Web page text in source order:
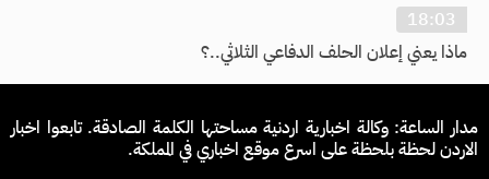
18:03
ماذا يعني إعلان الحلف الدفاعي الثلاثي..؟
مدار الساعة: وكالة اخبارية اردنية مساحتها الكلمة الصادقة. تابعوا اخبار
الاردن لحظة بلحظة على اسرع موقع اخباري في المملكة.